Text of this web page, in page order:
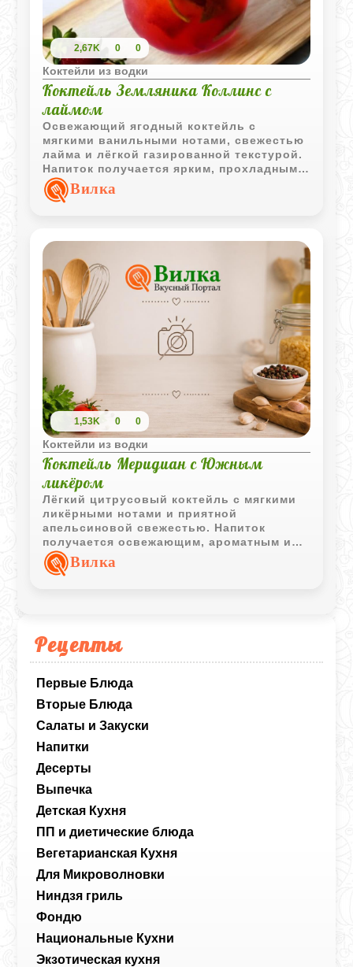
Рецепты
Первые Блюда
Вторые Блюда
Салаты и Закуски
Напитки
Десерты
Выпечка
Детская Кухня
ПП и диетические блюда
Вегетарианская Кухня
Для Микроволновки
Ниндзя гриль
Фондю
Национальные Кухни
Экзотическая кухня
2,67K 0 0
Коктейли из водки
Коктейль Земляника Коллинс с
лаймом
Освежающий ягодный коктейль с
мягкими ванильными нотами, свежестью
лайма и лёгкой газированной текстурой.
Напиток получается ярким, прохладным и
отлично подходит для летней подачи.
Вилка
1,53K 0 0
Коктейли из водки
Коктейль Меридиан с Южным
ликёром
Лёгкий цитрусовый коктейль с мягкими
ликёрными нотами и приятной
апельсиновой свежестью. Напиток
получается освежающим, ароматным и
отлично подходит для неспешной подачи
через соломинку.
Вилка